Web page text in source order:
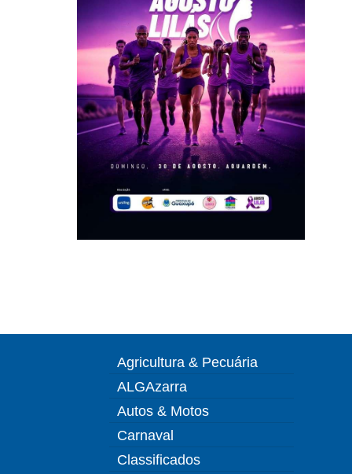
Agricultura & Pecuária
ALGAzarra
Autos & Motos
Carnaval
Classificados